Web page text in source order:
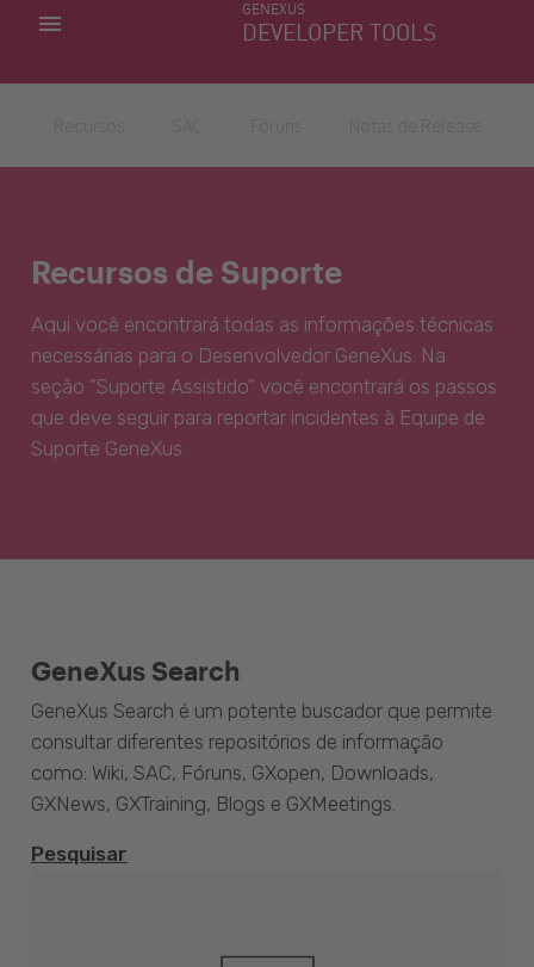
GENEXUS
DEVELOPER TOOLS
MINHAS APLICACÕES
Recursos de Suporte
Aqui você encontrará todas as informações técnicas
necessárias para o Desenvolvedor GeneXus. Na
seção "Suporte Assistido" você encontrará os passos
que deve seguir para reportar incidentes à Equipe de
Suporte GeneXus.
GeneXus Search
GeneXus Search é um potente buscador que permite
consultar diferentes repositórios de informação
como: Wiki, SAC, Fóruns, GXopen, Downloads,
GXNews, GXTraining, Blogs e GXMeetings.
Pesquisar